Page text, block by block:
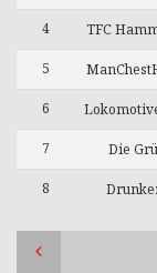
4 TFC
5
6
7 Die
8